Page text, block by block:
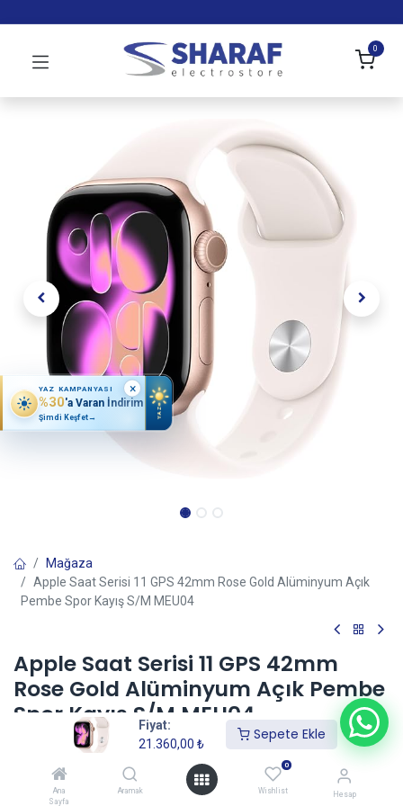
Fiyat:
21.360,00 ₺
Sepete Ekle
Ana
Sayfa
Aramak
0
Wishlist Hesap
0
Mağaza
Apple Saat Serisi 11 GPS 42mm Rose Gold Alüminyum Açık
Pembe Spor Kayış S/M MEU04
Apple Saat Serisi 11 GPS 42mm
Rose Gold Alüminyum Açık Pembe
Spor Kayış S/M MEU04
(0 incele)
21.360,00
YAZ KAMPANYASI
%30'a Varan İndirim
Şimdi Keşfet→ YAZ
×